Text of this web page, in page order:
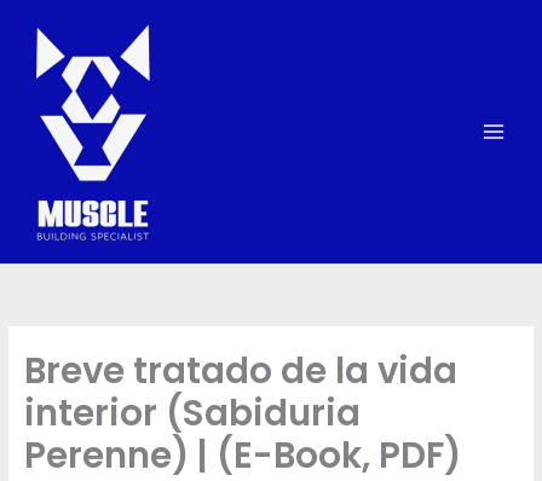
content
Breve tratado de la vida
interior (Sabiduria
Perenne) | (E-Book, PDF)